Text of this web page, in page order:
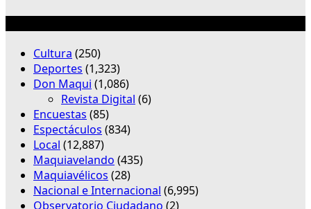
Cultura (250)
Deportes (1,323)
Don Maqui (1,086)
Revista Digital (6)
Encuestas (85)
Espectáculos (834)
Local (12,887)
Maquiavelando (435)
Maquiavélicos (28)
Nacional e Internacional (6,995)
Observatorio Ciudadano (2)